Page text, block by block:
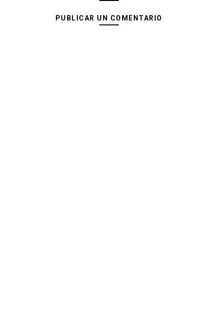
PUBLICAR UN COMENTARIO